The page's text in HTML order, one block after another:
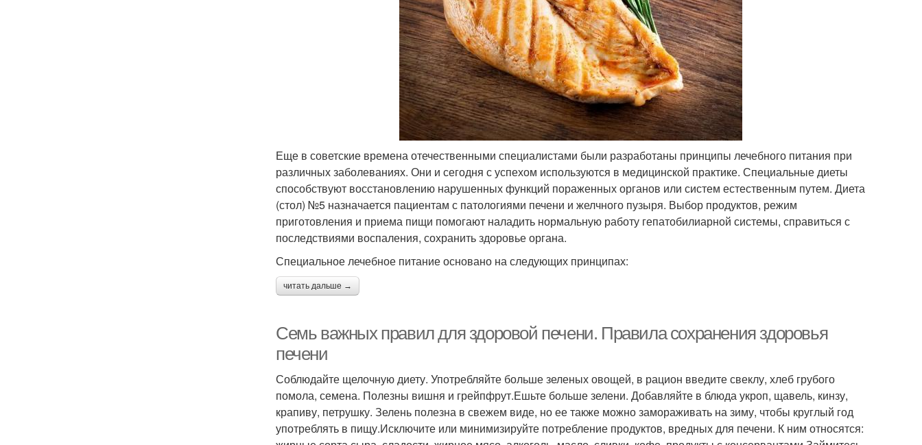
Еще в советские времена отечественными специалистами были разработаны принципы лечебного питания при
различных заболеваниях. Они и сегодня с успехом используются в медицинской практике. Специальные диеты
способствуют восстановлению нарушенных функций пораженных органов или систем естественным путем. Диета
(стол) №5 назначается пациентам с патологиями печени и желчного пузыря. Выбор продуктов, режим
приготовления и приема пищи помогают наладить нормальную работу гепатобилиарной системы, справиться с
последствиями воспаления, сохранить здоровье органа.
Специальное лечебное питание основано на следующих принципах:
читать дальше →
Семь важных правил для здоровой печени. Правила сохранения здоровья
печени
Соблюдайте щелочную диету. Употребляйте больше зеленых овощей, в рацион введите свеклу, хлеб грубого
помола, семена. Полезны вишня и грейпфрут.Ешьте больше зелени. Добавляйте в блюда укроп, щавель, кинзу,
крапиву, петрушку. Зелень полезна в свежем виде, но ее также можно замораживать на зиму, чтобы круглый год
употреблять в пищу.Исключите или минимизируйте потребление продуктов, вредных для печени. К ним относятся: